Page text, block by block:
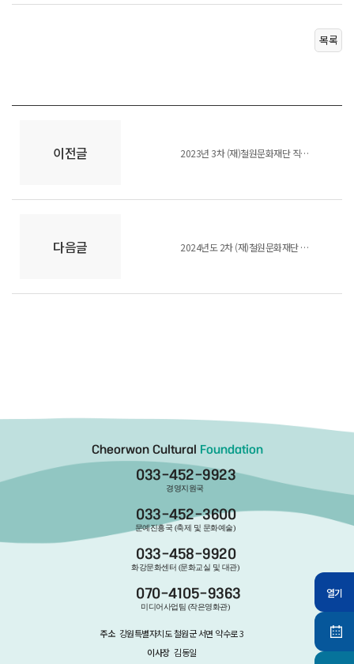
목록
이전글 2023년 3차 (재)철원문화재단 직원 채용 2차 추가합격자 공고
다음글 2024년도 2차 (재)철원문화재단 기간제 근로자 채용 공고
열기
Cheorwon Cultural Foundation
주소 강원특별자치도 철원군 서면 약수로 3
이사장 김동일
033-452-9923
경영지원국
033-452-3600
문예진흥국 (축제 및 문화예술)
033-458-9920
화강문화센터 (문화교실 및 대관)
070-4105-9363
미디어사업팀 (작은영화관)